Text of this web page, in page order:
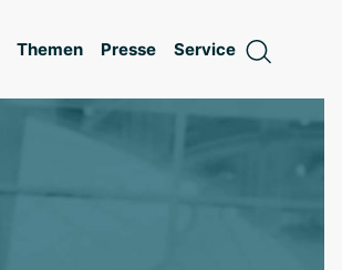
Themen Presse Service